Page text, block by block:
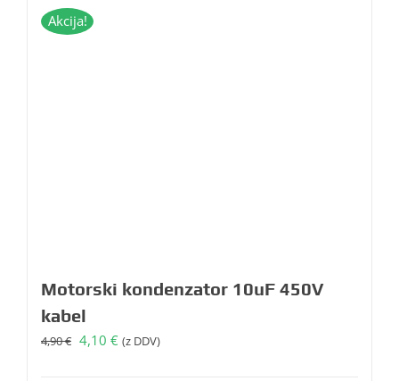
Akcija!
Motorski kondenzator 10uF 450V
kabel
4,90€ Izvirna
4,10 €Trenutna
(z DDV)